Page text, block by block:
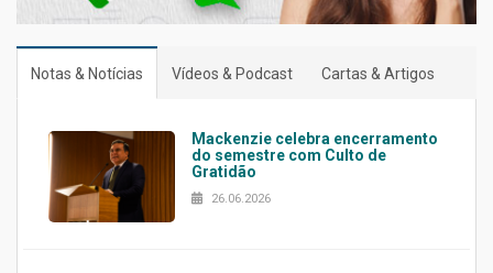
Notas & Notícias Vídeos & Podcast Cartas & Artigos
Mackenzie celebra encerramento
do semestre com Culto de
Gratidão
26.06.2026